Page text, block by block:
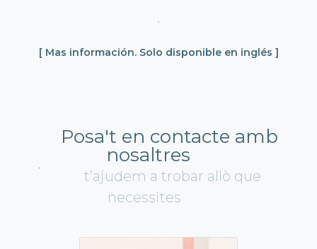
[ Mas información. Solo disponible en inglés ]
Posa't en contacte amb
nosaltres
t’ajudem a trobar allò que
necessites